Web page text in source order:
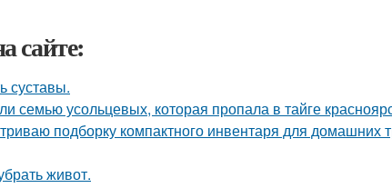
сайте:
суставы.
семью усольцевых, которая пропала в тайге
подборку компактного инвентаря для домашних
живот.